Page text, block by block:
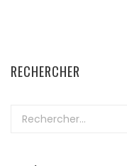
RECHERCHER
Rechercher :